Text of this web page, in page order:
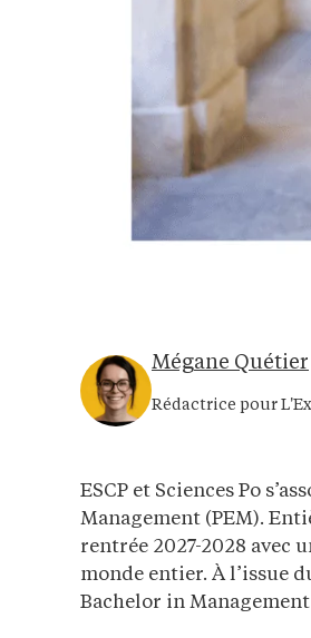
Mégane Quétier
Rédactrice pour
ESCP et Sciences Po
Management (PEM).
rentrée 2027-2028 avec
monde entier. À l’issue
Bachelor in Management